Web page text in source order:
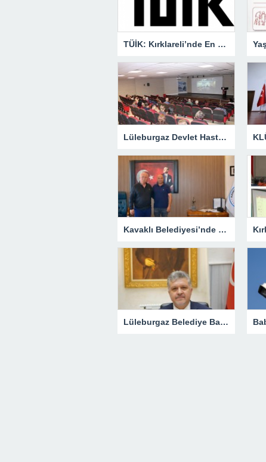
TÜİK: Kırklareli’nde En Büyük Ölüm Nedeni Dolaşım Sistemi Hastalıkları
Lüleburgaz Devlet Hastanesi’nden Dünya Emzirme Haftası Katılımı
Kavaklı Belediyesi’nde Fahri Özkan Ziyareti
Lüleburgaz Belediye Başkanı Murat Gerenli CHP’den İstifa Etti